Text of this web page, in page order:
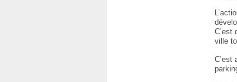
C’est
ville
C’est